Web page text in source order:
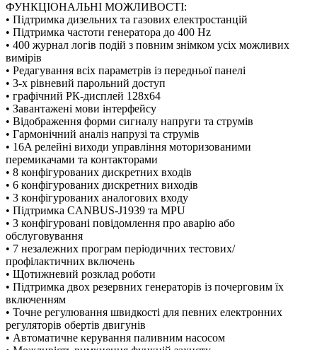
ФУНКЦІОНАЛЬНІ МОЖЛИВОСТІ:
• Підтримка дизельних та газових електростанцій
• Підтримка частоти генератора до 400 Hz
• 400 журнал логів подій з повним знімком усіх можливих
вимірів
• Редагування всіх параметрів із передньої панелі
• 3-х рівневий парольний доступ
• графічний РК-дисплей 128x64
• Завантажені мови інтерфейсу
• Відображення форми сигналу напруги та струмів
• Гармонічний аналіз напрузі та струмів
• 16A релейні виходи управління моторизованими
перемикачами та контакторами
• 8 конфігурованих дискретних входів
• 6 конфігурованих дискретних виходів
• 3 конфігурованих аналогових входу
• Підтримка CANBUS-J1939 та MPU
• 3 конфігуровані повідомлення про аварію або
обслуговування
• 7 незалежних програм періодичних тестових/
профілактичних включень
• Щотижневий розклад роботи
• Підтримка двох резервних генераторів із почерговим їх
включенням
• Точне регулювання швидкості для певних електронних
регуляторів обертів двигунів
• Автоматичне керування паливним насосом